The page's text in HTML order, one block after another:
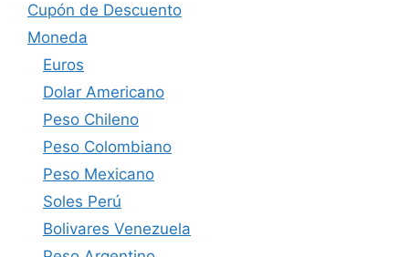
Cupón de Descuento
Moneda
Euros
Dolar Americano
Peso Chileno
Peso Colombiano
Peso Mexicano
Soles Perú
Bolivares Venezuela